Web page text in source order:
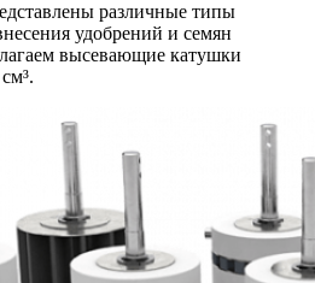
различные типы
удобрений и семян
высевающие катушки